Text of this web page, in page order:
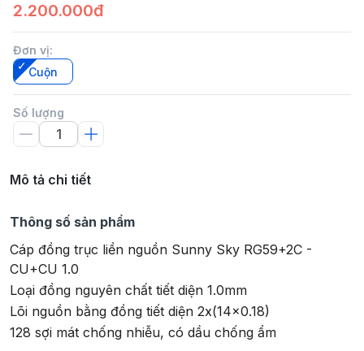
2.200.000đ
Đơn vị:
Cuộn
Số lượng
Mô tả chi tiết
Thông số sản phẩm
Cáp đồng trục liền nguồn Sunny Sky RG59+2C -
CU+CU 1.0
Loại đồng nguyên chất tiết diện 1.0mm
Lõi nguồn bằng đồng tiết diện 2x(14x0.18)
128 sợi mát chống nhiễu, có dầu chống ẩm